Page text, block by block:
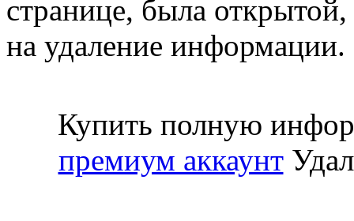
странице, была открытой,
на удаление информации.
Купить полную
премиум аккаунт